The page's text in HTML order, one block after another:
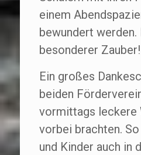
einem
bewundert werden.
besonderer Zauber!
Ein großes
beiden
vormittags leckere
vorbei brachten.
und Kinder auch in